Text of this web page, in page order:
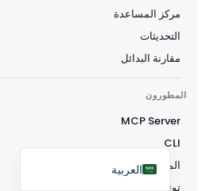
مركز المساعدة
التحديثات
مقارنة البدائل
المطورون
MCP Server
CLI
المطورون
توثيق واجهة برمجة التطبيقات
العربية
Español
Italiano
Português do Brasil
Nederlands